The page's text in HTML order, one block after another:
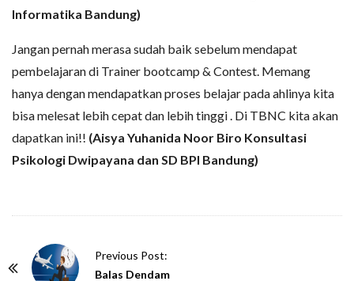
Informatika Bandung)
Jangan pernah merasa sudah baik sebelum mendapat
pembelajaran di Trainer bootcamp & Contest. Memang
hanya dengan mendapatkan proses belajar pada ahlinya kita
bisa melesat lebih cepat dan lebih tinggi . Di TBNC kita akan
dapatkan ini!! (Aisya Yuhanida Noor Biro Konsultasi
Psikologi Dwipayana dan SD BPI Bandung)
Previous Post:
Balas Dendam